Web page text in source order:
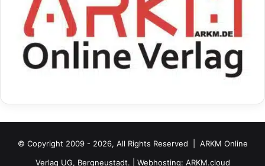
© Copyright 2009 - 2026, All Rights Reserved | ARKM Online
Verlag UG, Bergneustadt. | Webhosting: ARKM.cloud